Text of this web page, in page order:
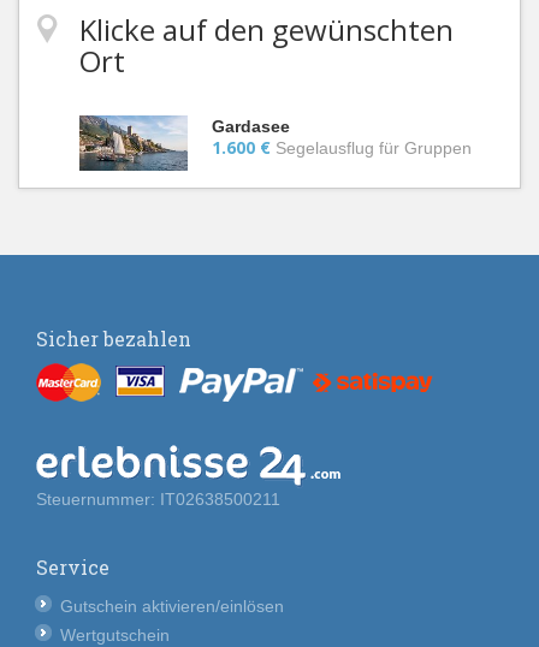
Klicke auf den gewünschten
Ort
Gardasee
1.600 € Segelausflug für Gruppen
Sicher bezahlen
Steuernummer: IT02638500211
Service
Gutschein aktivieren/einlösen
Wertgutschein